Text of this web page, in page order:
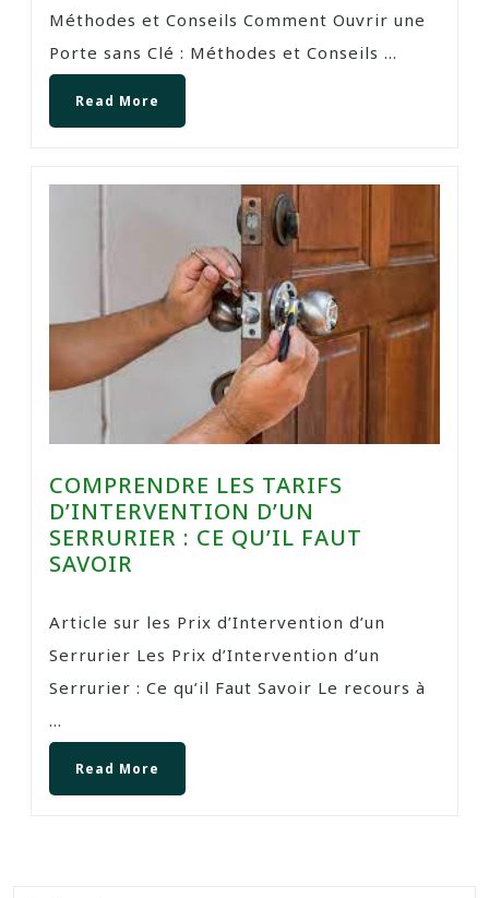
Méthodes et Conseils Comment Ouvrir une
Porte sans Clé : Méthodes et Conseils ...
Read More
COMPRENDRE LES TARIFS
D’INTERVENTION D’UN
SERRURIER : CE QU’IL FAUT
SAVOIR
Article sur les Prix d’Intervention d’un
Serrurier Les Prix d’Intervention d’un
Serrurier : Ce qu’il Faut Savoir Le recours à
...
Read More